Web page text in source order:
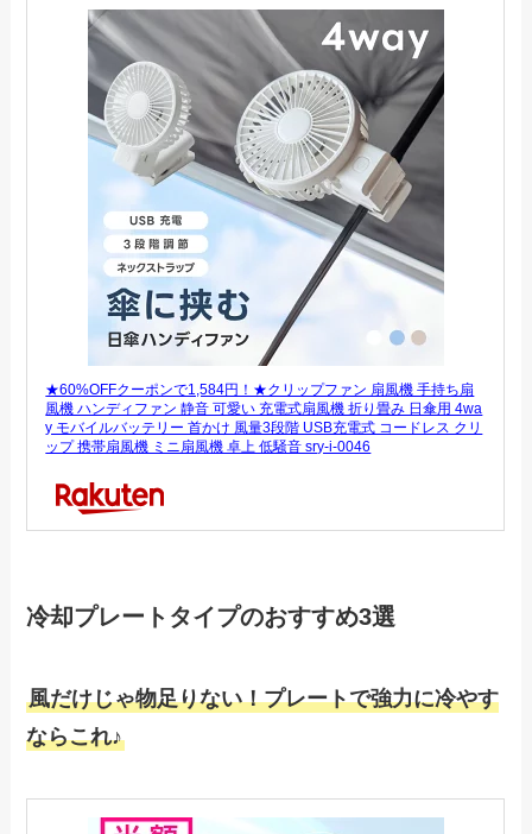
★60%OFFクーポンで1,584円！★クリップファン 扇風機 手持ち扇
風機 ハンディファン 静音 可愛い 充電式扇風機 折り畳み 日傘用 4wa
y モバイルバッテリー 首かけ 風量3段階 USB充電式 コードレス クリ
ップ 携帯扇風機 ミニ扇風機 卓上 低騒音 sry-i-0046
冷却プレートタイプのおすすめ3選
風だけじゃ物足りない！プレートで強力に冷やす
ならこれ♪